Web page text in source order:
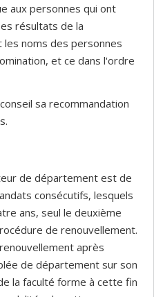
aux personnes qui ont
résultats de la
les noms des personnes
et ce dans l'ordre
sa recommandation
de département est de
consécutifs, lesquels
ans, seul le deuxième
de renouvellement.
après
de département sur son
la faculté forme à cette fin